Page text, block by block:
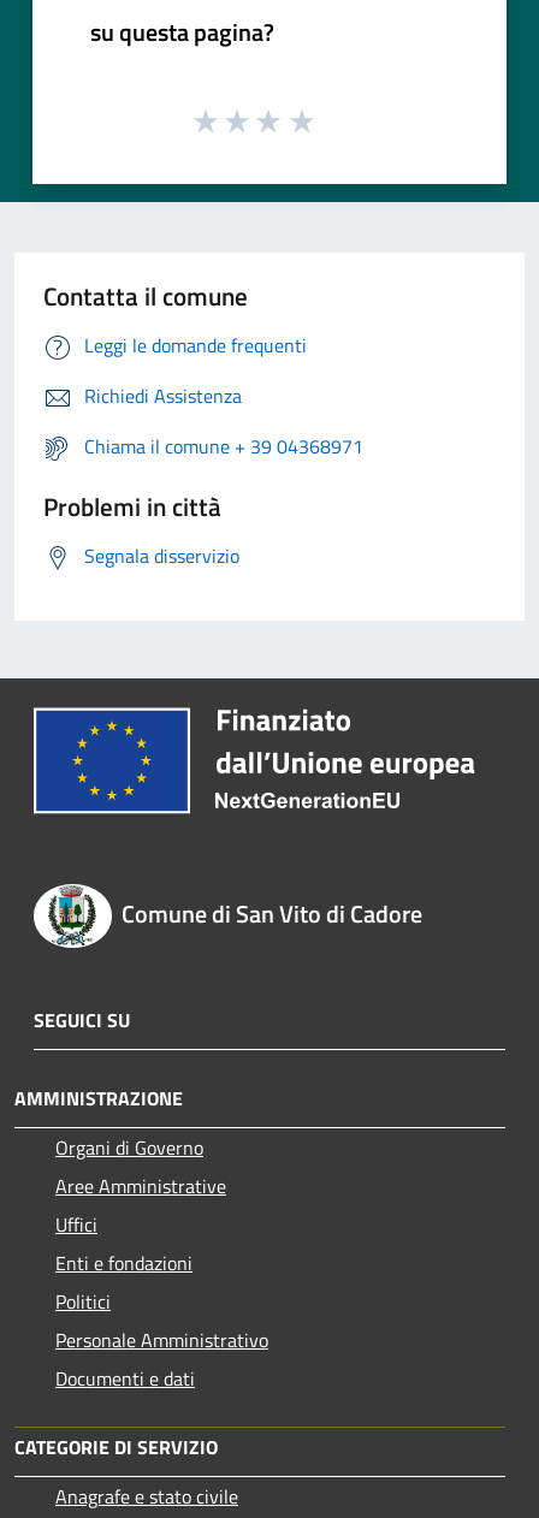
su questa pagina?
Contatta il comune
Leggi le domande frequenti
Richiedi Assistenza
Chiama il comune + 39 04368971
Problemi in città
Segnala disservizio
Comune di San Vito di Cadore
SEGUICI SU
AMMINISTRAZIONE
Organi di Governo
Aree Amministrative
Uffici
Enti e fondazioni
Politici
Personale Amministrativo
Documenti e dati
CATEGORIE DI SERVIZIO
Anagrafe e stato civile